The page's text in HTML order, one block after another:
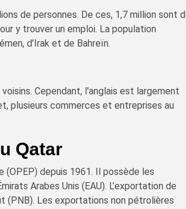
de personnes. De ces, 1,7 million sont
y trouver un emploi. La population
d’Irak et de Bahreïn.
Cependant, l'anglais est largement
plusieurs commerces et entreprises au
Qatar
depuis 1961. Il possède les
Arabes Unis (EAU). L’exportation de
(PNB). Les exportations non pétrolières